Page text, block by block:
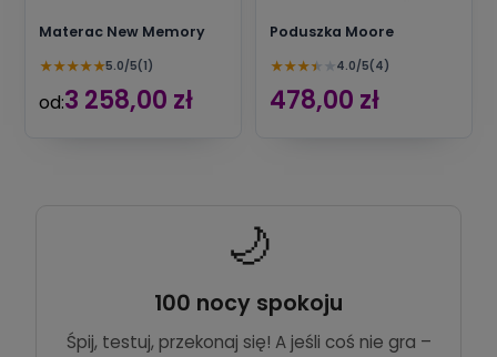
Materac New Memory
★★★★★5.0/5(1)
od:3 258,00 zł
Poduszka Moore
★★★★ ★ 4.0/5(4)
478,00 zł
🌙
100 nocy spokoju
Śpij, testuj, przekonaj się! A jeśli coś nie gra –